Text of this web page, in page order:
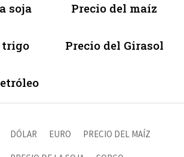
soja Precio del maíz
trigo Precio del Girasol
DÓLAR EURO PRECIO DEL MAÍZ